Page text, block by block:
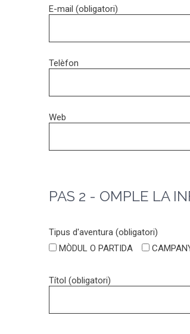
E-mail (obligatori)
Telèfon
Web
PAS 2 - OMPLE LA
Tipus d'aventura (obligatori)
MÒDUL O PARTIDA
Títol (obligatori)